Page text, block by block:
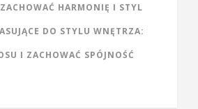
HARMONIĘ I STYL
DO STYLU WNĘTRZA:
I ZACHOWAĆ SPÓJNOŚĆ